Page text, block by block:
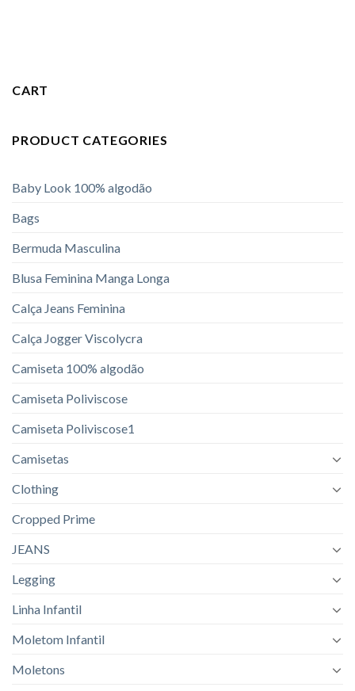
CART
PRODUCT CATEGORIES
Baby Look 100% algodão
Bags
Bermuda Masculina
Blusa Feminina Manga Longa
Calça Jeans Feminina
Calça Jogger Viscolycra
Camiseta 100% algodão
Camiseta Poliviscose
Camiseta Poliviscose1
Camisetas
Clothing
Cropped Prime
JEANS
Legging
Linha Infantil
Moletom Infantil
Moletons